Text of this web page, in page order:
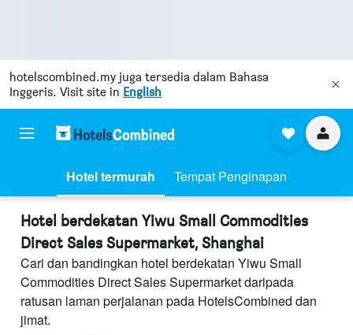
hotelscombined.my juga tersedia dalam Bahasa
Inggeris. Visit site in English
Hotel termurah Tempat Penginapan
Hotel berdekatan Yiwu Small Commodities
Direct Sales Supermarket, Shanghai
Cari dan bandingkan hotel berdekatan Yiwu Small
Commodities Direct Sales Supermarket daripada
ratusan laman perjalanan pada HotelsCombined dan
jimat.